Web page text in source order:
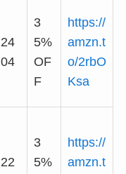
24
04
3
5%
OF
F
https://
amzn.t
o/2rbO
Ksa
22
3
5%
https://
amzn.t